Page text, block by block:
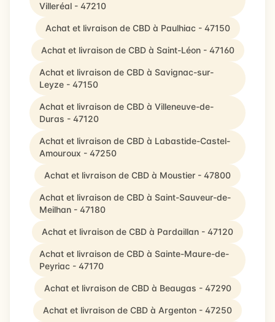
Villeréal - 47210
Achat et livraison de CBD à Paulhiac - 47150
Achat et livraison de CBD à Saint-Léon - 47160
Achat et livraison de CBD à Savignac-sur-
Leyze - 47150
Achat et livraison de CBD à Villeneuve-de-
Duras - 47120
Achat et livraison de CBD à Labastide-Castel-
Amouroux - 47250
Achat et livraison de CBD à Moustier - 47800
Achat et livraison de CBD à Saint-Sauveur-de-
Meilhan - 47180
Achat et livraison de CBD à Pardaillan - 47120
Achat et livraison de CBD à Sainte-Maure-de-
Peyriac - 47170
Achat et livraison de CBD à Beaugas - 47290
Achat et livraison de CBD à Argenton - 47250